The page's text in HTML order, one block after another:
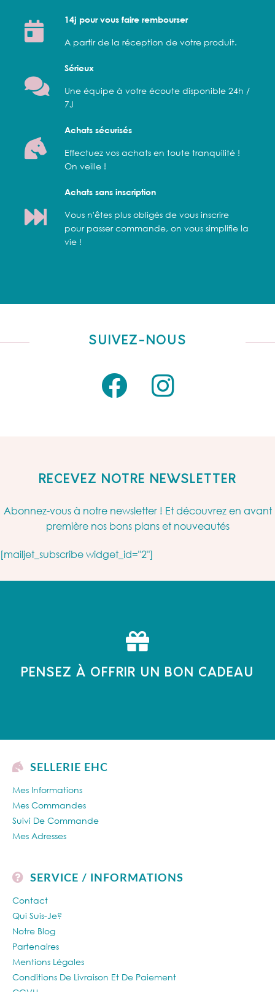
14j pour vous faire rembourser
A partir de la réception de votre produit.
Sérieux
Une équipe à votre écoute disponible 24h /
7J
Achats sécurisés
Effectuez vos achats en toute tranquilité !
On veille !
Achats sans inscription
Vous n'êtes plus obligés de vous inscrire
pour passer commande, on vous simplifie la
vie !
SUIVEZ-NOUS
RECEVEZ NOTRE NEWSLETTER
Abonnez-vous à notre newsletter ! Et découvrez en avant
première nos bons plans et nouveautés
[mailjet_subscribe widget_id="2"]
PENSEZ À OFFRIR UN BON CADEAU
SELLERIE EHC
Mes Informations
Mes Commandes
Suivi De Commande
Mes Adresses
SERVICE / INFORMATIONS
Contact
Qui Suis-Je?
Notre Blog
Partenaires
Mentions Légales
Conditions De Livraison Et De Paiement